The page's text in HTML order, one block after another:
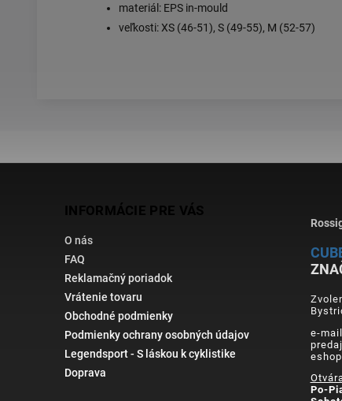
materiál: EPS in-mould
veľkosti: XS (46-51), S (49-55), M (52-57)
INFORMÁCIE PRE VÁS
O nás
FAQ
Reklamačný poriadok
Vrátenie tovaru
Obchodné podmienky
Podmienky ochrany osobných údajov
Legendsport - S láskou k cyklistike
Doprava
e-
Po-